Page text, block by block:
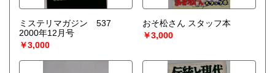
ミステリマガジン 537
2000年12月号
￥3,000
おそ松さん スタッフ本
￥3,000